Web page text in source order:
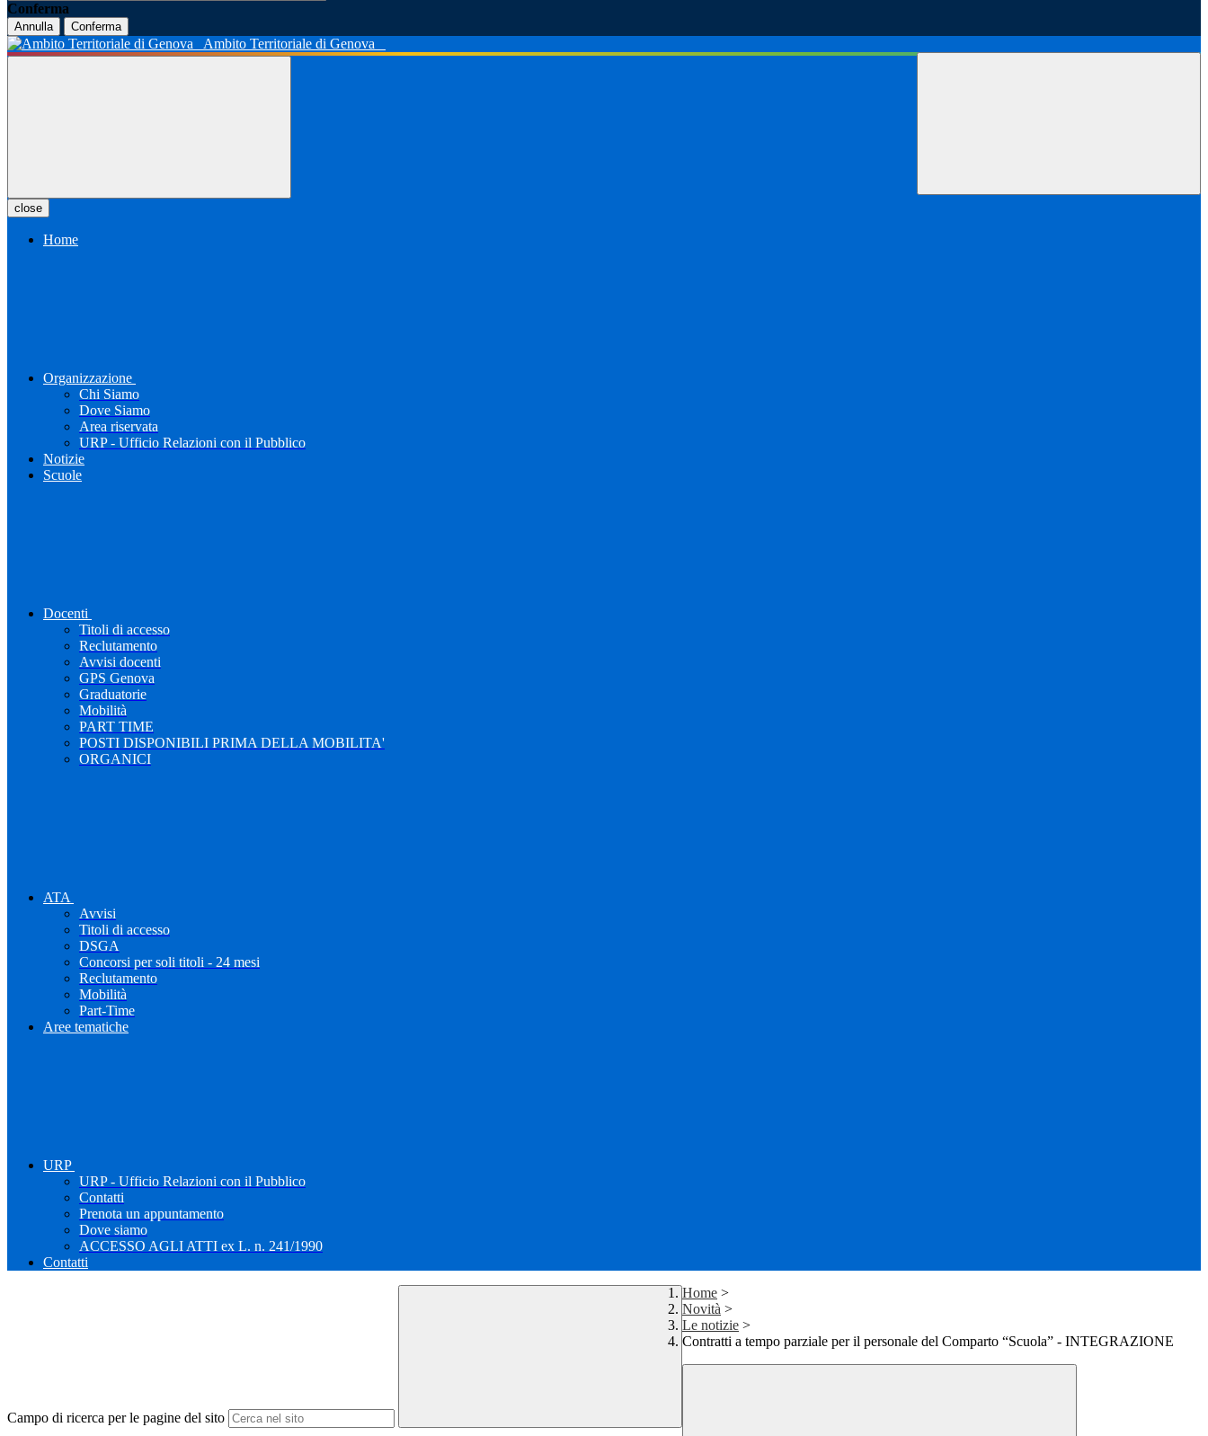
Conferma
Annulla Conferma
Ambito Territoriale di Genova
close
Home
Organizzazione
Chi Siamo
Dove Siamo
Area riservata
URP - Ufficio Relazioni con il Pubblico
Notizie
Scuole
Docenti
Titoli di accesso
Reclutamento
Avvisi docenti
GPS Genova
Graduatorie
Mobilità
PART TIME
POSTI DISPONIBILI PRIMA DELLA MOBILITA'
ORGANICI
ATA
Avvisi
Titoli di accesso
DSGA
Concorsi per soli titoli - 24 mesi
Reclutamento
Mobilità
Part-Time
Aree tematiche
URP
URP - Ufficio Relazioni con il Pubblico
Contatti
Prenota un appuntamento
Dove siamo
ACCESSO AGLI ATTI ex L. n. 241/1990
Contatti
Campo di ricerca per le pagine del sito
Home >
Novità >
Le notizie >
Contratti a tempo parziale per il personale del Comparto “Scuola” - INTEGRAZIONE